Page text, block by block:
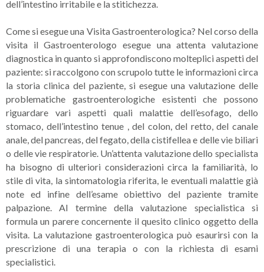
dell’intestino irritabile e la stitichezza.
Come si esegue una Visita Gastroenterologica? Nel corso della
visita il Gastroenterologo esegue una attenta valutazione
diagnostica in quanto si approfondiscono molteplici aspetti del
paziente: si raccolgono con scrupolo tutte le informazioni circa
la storia clinica del paziente, si esegue una valutazione delle
problematiche gastroenterologiche esistenti che possono
riguardare vari aspetti quali malattie dell’esofago, dello
stomaco, dell’intestino tenue , del colon, del retto, del canale
anale, del pancreas, del fegato, della cistifellea e delle vie biliari
o delle vie respiratorie. Un’attenta valutazione dello specialista
ha bisogno di ulteriori considerazioni circa la familiarità, lo
stile di vita, la sintomatologia riferita, le eventuali malattie già
note ed infine dell’esame obiettivo del paziente tramite
palpazione. Al termine della valutazione specialistica si
formula un parere concernente il quesito clinico oggetto della
visita. La valutazione gastroenterologica può esaurirsi con la
prescrizione di una terapia o con la richiesta di esami
specialistici.